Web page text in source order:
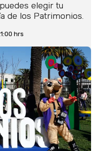
elegir tu
de los Patrimonios.
hrs